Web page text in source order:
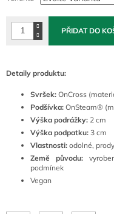
PŘIDAT DO
Detaily produktu:
Svršek: OnCross
Podšívka: OnSteam®
Výška podrážky: 2 cm
Výška podpatku: 3 cm
Vlastnosti: odolné,
Země původu:
podmínek
Vegan